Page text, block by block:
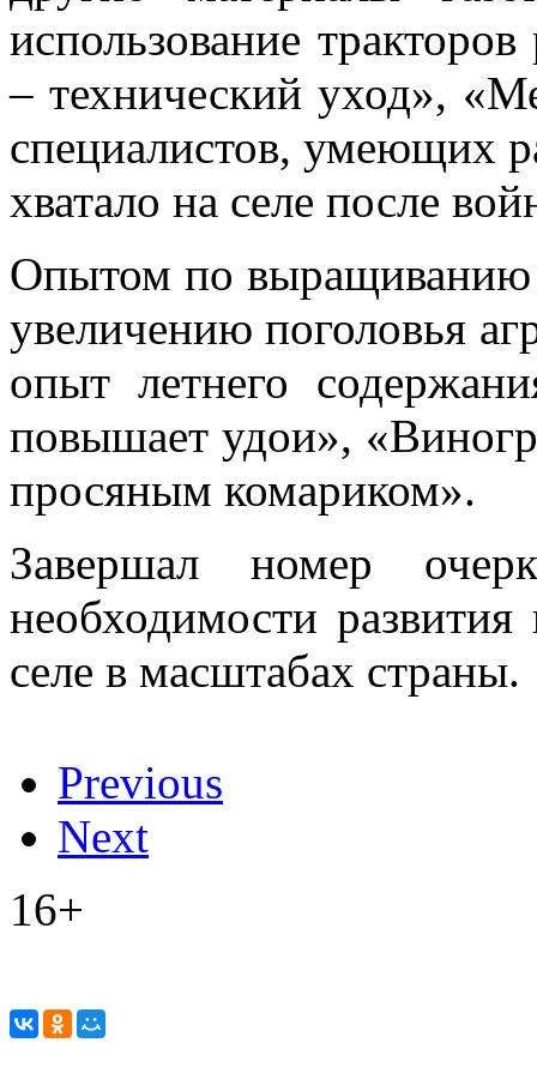
использование
– технический уход»,
специалистов, умеющих
хватало на селе после
Опытом по выращиванию
увеличению поголовья
опыт летнего
повышает удои»,
просяным комариком».
Завершал номер
необходимости
селе в масштабах страны.
Previous
Next
16+